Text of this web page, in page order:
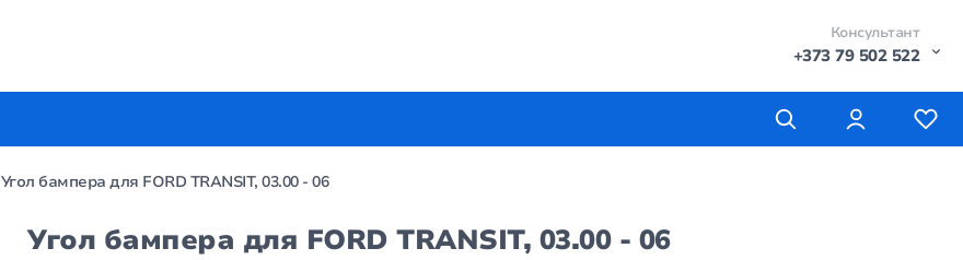
Консультант
+373 79 502 522
Угол бампера для FORD TRANSIT, 03.00 - 06
Угол бампера для FORD TRANSIT, 03.00 - 06